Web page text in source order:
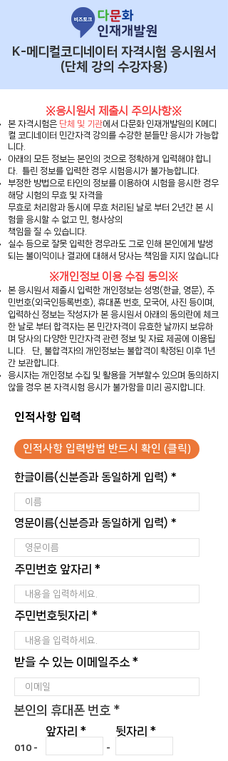
K-메디컬코디네이터 자격시험 응시원서
(단체 강의 수강자용)
※응시원서 제출시 주의사항※
​본 자격시험은 단체 및 기관에서 다문화 인재개발원의 K메디
컬 코디네이터 민간자격 강의를 수강한 분들만 응시가 가능합
니다.
아래의 모든 정보는 본인의 것으로 정확하게 입력해야 합니
다. 틀린 정보를 입력한 경우 시험응시가 불가능합니다.
부정한 방법으로 타인의 정보를 이용하여 시험을 응시한 경우
해당 시험의 무효 및 자격을
무효로 처리함과 동시에 무효 처리된 날로 부터 2년간 본 시
험을 응시할 수 없고 민, 형사상의
책임을 질 수 있습니다.
​실수 등으로 잘못 입력한 경우라도 그로 인해 본인에게 발생
되는 불이익이나 결과에 대해서 당사는 책임을 지지 않습니다
※개인정보 이용 수집 동의※
본 응시원서 제출시 입력한 개인정보는 성명(한글, 영문), 주
민번호(외국인등록번호), 휴대폰 번호, 모국어, 사진 등이며,
입력하신 정보는 작성자가 본 응시원서 아래의 동의란에 체크
한 날로 부터 합격자는 본 민간자격이 유효한 날까지 보유하
며 당사의 다양한 민간자격 관련 정보 및 자료 제공에 이용됩
니다. 단, 불합격자의 개인정보는 불합격이 확정된 이후 1년
간 보관합니다.
응시자는 개인정보 수집 및 활용을 거부할수 있으며 동의하지
않을 경우 본 자격시험 응시가 불가함을 미리 공지합니다.
인적사항 입력
인적사항 입력방법 반드시 확인 (클릭)
한글이름(신분증과 동일하게 입력)
영문이름(신분증과 동일하게 입력)
주민번호 앞자리
주민번호뒷자리
받을 수 있는 이메일주소
본인의 휴대폰 번호 *
010 -
앞자리
-
뒷자리